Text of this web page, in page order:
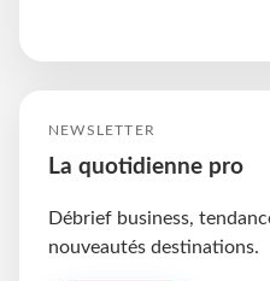
NEWSLETTER
La quotidienne pro
Débrief business,
nouveautés destinations.